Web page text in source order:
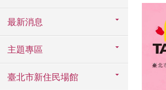
最新消息
主題專區
臺北市新住民場館